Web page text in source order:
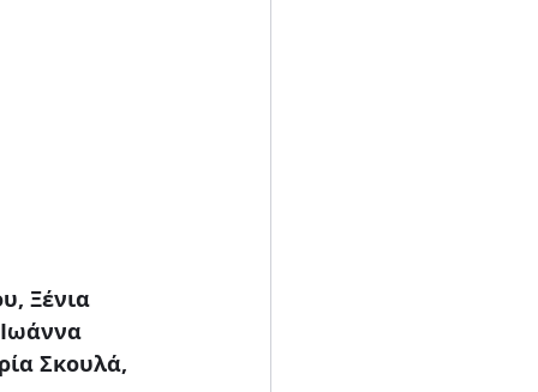
Ξένια
Σκουλά,